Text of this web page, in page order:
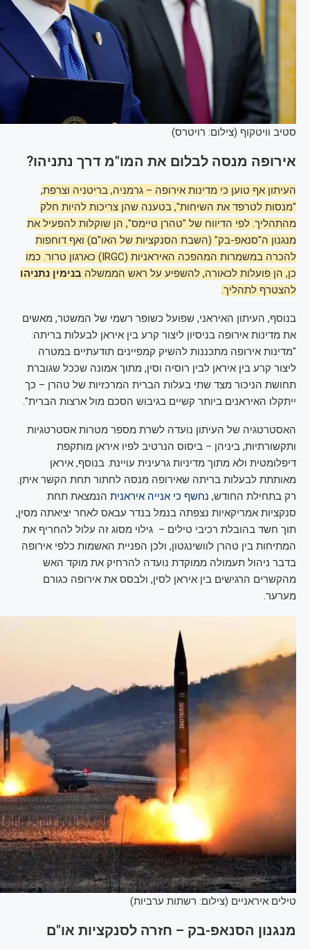
סטיב וויטקוף (צילום: רויטרס)
אירופה מנסה לבלום את המו"מ דרך נתניהו?
העיתון אף טוען כי מדינות אירופה – גרמניה, בריטניה וצרפת,
"מנסות לטרפד את השיחות", בטענה שהן צריכות להיות חלק
מהתהליך. לפי הדיווח של "טהרן טיימס", הן שוקלות להפעיל את
מנגנון ה"סנאפ-בק" (השבת הסנקציות של האו"ם) ואף דוחפות
להכרה במשמרות המהפכה האיראניות (IRGC) כארגון טרור. כמו
כן, הן פועלות לכאורה, להשפיע על ראש הממשלה בנימין נתניהו
להצטרף לתהליך.
בנוסף, העיתון האיראני, שפועל כשופר רשמי של המשטר, מאשים
את מדינות אירופה בניסיון ליצור קרע בין איראן לבעלות בריתה:
"מדינות אירופה מתכננות להשיק קמפיינים תודעתיים במטרה
ליצור קרע בין איראן לבין רוסיה וסין, מתוך אמונה שככל שגוברת
תחושת הניכור מצד שתי בעלות הברית המרכזיות של טהרן – כך
ייתקלו האיראנים ביותר קשיים בגיבוש הסכם מול ארצות הברית".
האסטרטגיה של העיתון נועדה לשרת מספר מטרות אסטרטגיות
ותקשורתיות, ביניהן – ביסוס הנרטיב לפיו איראן מותקפת
דיפלומטית ולא מתוך מדיניות גרעינית עויינת. בנוסף, איראן
מאותתת לבעלות בריתה שאירופה מנסה לחתור תחת הקשר איתן.
רק בתחילת החודש, נחשף כי אנייה איראנית הנמצאת תחת
סנקציות אמריקאיות נצפתה בנמל בנדר עבאס לאחר יציאתה מסין,
תוך חשד בהובלת רכיבי טילים – גילוי מסוג זה עלול להחריף את
המתיחות בין טהרן לוושינגטון, ולכן הפניית האשמות כלפי אירופה
בדבר ניהול תעמולה ממוקדת נועדה להרחיק את מוקד האש
מהקשרים הרגישים בין איראן לסין, ולבסס את אירופה כגורם
מערער.
טילים איראניים (צילום: רשתות ערביות)
מנגנון הסנאפ-בק – חזרה לסנקציות או"ם